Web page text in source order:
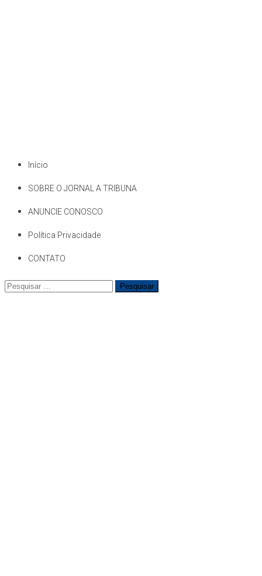
Início
SOBRE O JORNAL A TRIBUNA
ANUNCIE CONOSCO
Política Privacidade
CONTATO
Pesquisar